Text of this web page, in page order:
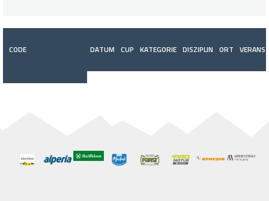
CODE DATUM CUP KATEGORIE DISZIPLIN ORT